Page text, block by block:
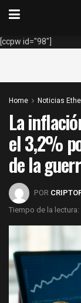
[ccpw id="98"]
Home Noticias
La
el 3,2%
de la
POR
Tiempo de la